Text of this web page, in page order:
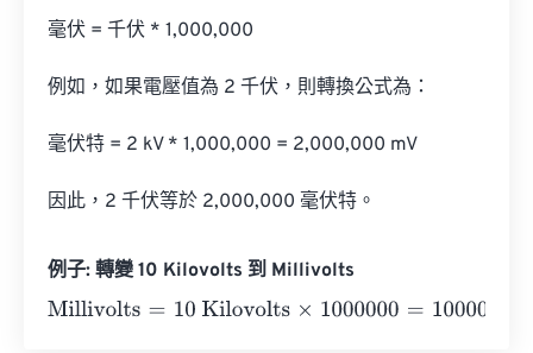
毫伏 = 千伏 * 1,000,000
例如，如果電壓值為 2 千伏，則轉換公式為：
毫伏特 = 2 kV * 1,000,000 = 2,000,000 mV
因此，2 千伏等於 2,000,000 毫伏特。
例子: 轉變 10 Kilovolts 到 Millivolts
Millivolts=10 Kilovolts×1000000=10000000 Millivolts